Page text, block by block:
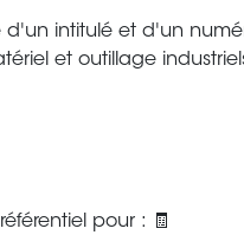
intitulé et d'un
et outillage
pour : 🧾